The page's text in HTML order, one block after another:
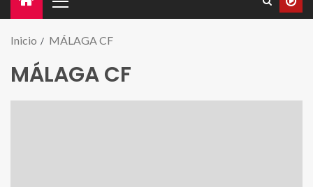
Inicio MÁLAGA CF
MÁLAGA CF